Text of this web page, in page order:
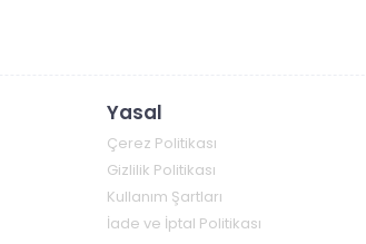
Yasal
Çerez Politikası
Gizlilik Politikası
Kullanım Şartları
İade ve İptal Politikası